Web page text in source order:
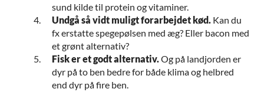
sund kilde til protein og vitaminer.
Undgå så vidt muligt forarbejdet kød. Kan du
fx erstatte spegepølsen med æg? Eller bacon med
et grønt alternativ?
Fisk er et godt alternativ.Og på landjorden er
dyr på to ben bedre for både klima og helbred
end dyr på fire ben.